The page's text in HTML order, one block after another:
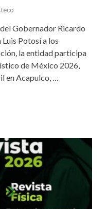
Gobernador Ricardo
Potosí a los
la entidad participa
de México 2026,
en Acapulco, …